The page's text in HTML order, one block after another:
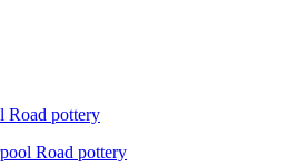
Road pottery